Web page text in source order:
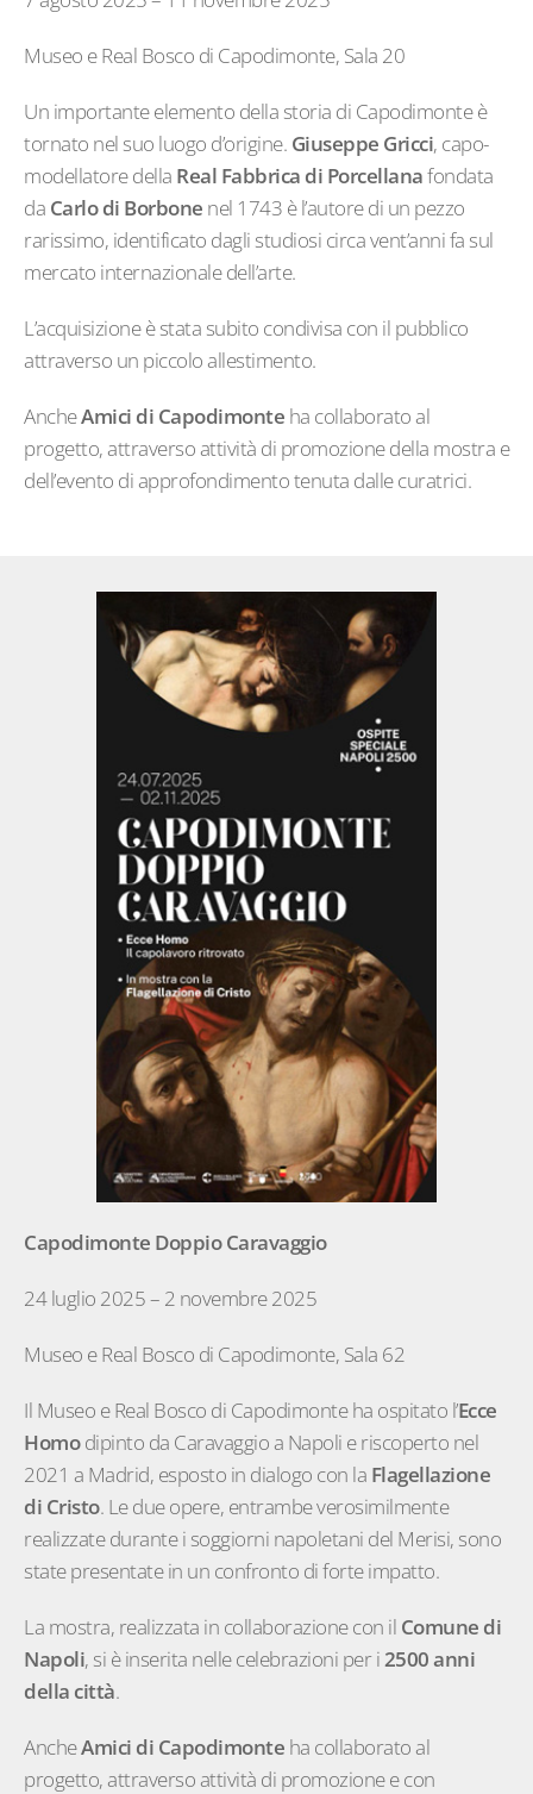
Museo e Real Bosco di Capodimonte, Sala 20
Un importante elemento della storia di Capodimonte è
tornato nel suo luogo d’origine. Giuseppe Gricci, capo-
modellatore della Real Fabbrica di Porcellanafondata
da Carlo di Borbone nel 1743 è l’autore di un pezzo
rarissimo, identificato dagli studiosi circa vent’anni fa sul
mercato internazionale dell’arte.
L’acquisizione è stata subito condivisa con il pubblico
attraverso un piccolo allestimento.
AncheAmici di Capodimonte ha collaborato al
progetto, attraverso attività di promozione della mostra e
dell’evento di approfondimento tenuta dalle curatrici.
Capodimonte Doppio Caravaggio
24 luglio 2025 – 2 novembre 2025
Museo e Real Bosco di Capodimonte, Sala 62
Il Museo e Real Bosco di Capodimonte ha ospitato l’Ecce
Homodipinto da Caravaggio a Napoli e riscoperto nel
2021 a Madrid, esposto in dialogo con la Flagellazione
di Cristo. Le due opere, entrambe verosimilmente
realizzate durante i soggiorni napoletani del Merisi, sono
state presentate in un confronto di forte impatto.
La mostra, realizzata in collaborazione con il Comune di
Napoli, si è inserita nelle celebrazioni per i2500 anni
della città.
AncheAmici di Capodimonte ha collaborato al
progetto, attraverso attività di promozione e con